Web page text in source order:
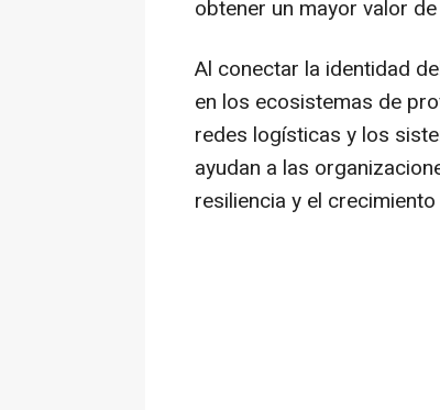
obtener un mayor valor
Al conectar la identidad
en los ecosistemas de
redes logísticas y los
ayudan a las
resiliencia y el